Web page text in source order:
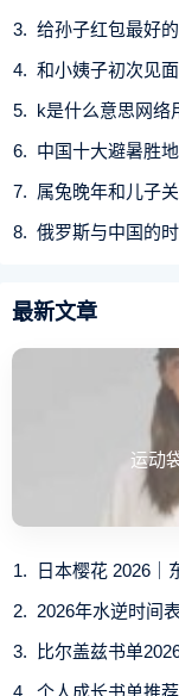
为何其他的松
其实这多数是一
它们的个头要细小
给孙子红包最好
和小姨子初次见
k是什么意思网络
中国十大避暑胜
属兔晚年和儿子
俄罗斯与中国的
最新文章
运动
日本樱花 2026｜
2026年水逆时间
比尔盖兹书单
个人成长书单推